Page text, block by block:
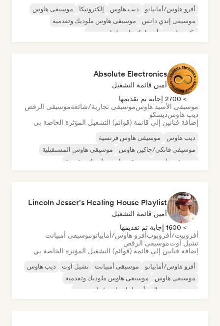
أفرو هاوس/أمابيانو ديب هاوس إلكترونيكا
موسيقى هاوس
موسيقى إندي دانس
موسيقى هاوس ملوديك وتقدمية
تكنو ميلودي
أورجانيك هاوس/داون تيمبو
Absolute Electronics
أمين قائمة التشغيل
> 2700 إجابة تم تقديمها
موسيقى الأسيد هاوسموسيقى تجارية/شائعةموسيقى الرقص
ديب هاوسديسكو
إضافة فنانين إلى قائمة (قوائم) التشغيل المؤثرة الخاصة بي
ديب هاوس
موسيقى هاوس فرنسية
موسيقى فانكي/جاكين هاوس
موسيقى هاوس المستقبلية
موسيقى هاوس
موسيقى هاوس ملوديك وتقدمية
Lincoln Jesser's Healing House Playlist
أمين قائمة التشغيل
> 1600 إجابة تم تقديمها
أفروبيت/أفروبوبأفرو هاوس/أمابيانوموسيقى أمبيانت
تشيل آوتموسيقى الرقص
إضافة فنانين إلى قائمة (قوائم) التشغيل المؤثرة الخاصة بي
أفرو هاوس/أمابيانو موسيقى أمبيانت تشيل آوت
ديب هاوس
موسيقى هاوس
موسيقى هاوس ملوديك وتقدمية
موسيقى مينيمال
أورجانيك هاوس/داون تيمبو